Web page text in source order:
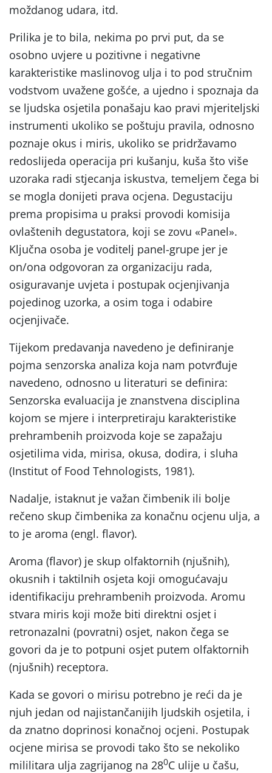
moždanog udara, itd.
Prilika je to bila, nekima po prvi put, da se
osobno uvjere u pozitivne i negativne
karakteristike maslinovog ulja i to pod stručnim
vodstvom uvažene gošće, a ujedno i spoznaja da
se ljudska osjetila ponašaju kao pravi mjeriteljski
instrumenti ukoliko se poštuju pravila, odnosno
poznaje okus i miris, ukoliko se pridržavamo
redoslijeda operacija pri kušanju, kuša što više
uzoraka radi stjecanja iskustva, temeljem čega bi
se mogla donijeti prava ocjena. Degustaciju
prema propisima u praksi provodi komisija
ovlaštenih degustatora, koji se zovu «Panel».
Ključna osoba je voditelj panel-grupe jer je
on/ona odgovoran za organizaciju rada,
osiguravanje uvjeta i postupak ocjenjivanja
pojedinog uzorka, a osim toga i odabire
ocjenjivače.
Tijekom predavanja navedeno je definiranje
pojma senzorska analiza koja nam potvrđuje
navedeno, odnosno u literaturi se definira:
Senzorska evaluacija je znanstvena disciplina
kojom se mjere i interpretiraju karakteristike
prehrambenih proizvoda koje se zapažaju
osjetilima vida, mirisa, okusa, dodira, i sluha
(Institut of Food Tehnologists, 1981).
Nadalje, istaknut je važan čimbenik ili bolje
rečeno skup čimbenika za konačnu ocjenu ulja, a
to je aroma (engl. flavor).
Aroma (flavor) je skup olfaktornih (njušnih),
okusnih i taktilnih osjeta koji omogućavaju
identifikaciju prehrambenih proizvoda. Aromu
stvara miris koji može biti direktni osjet i
retronazalni (povratni) osjet, nakon čega se
govori da je to potpuni osjet putem olfaktornih
(njušnih) receptora.
Kada se govori o mirisu potrebno je reći da je
njuh jedan od najistančanijih ljudskih osjetila, i
da znatno doprinosi konačnoj ocjeni. Postupak
ocjene mirisa se provodi tako što se nekoliko
mililitara ulja zagrijanog na 280C ulije u čašu,